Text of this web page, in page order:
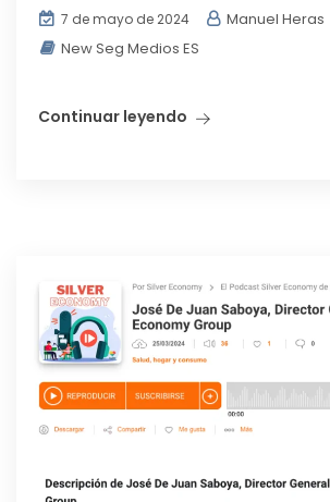
7 de mayo de 2024
Manuel Heras
New Seg Medios ES
Continuar leyendo